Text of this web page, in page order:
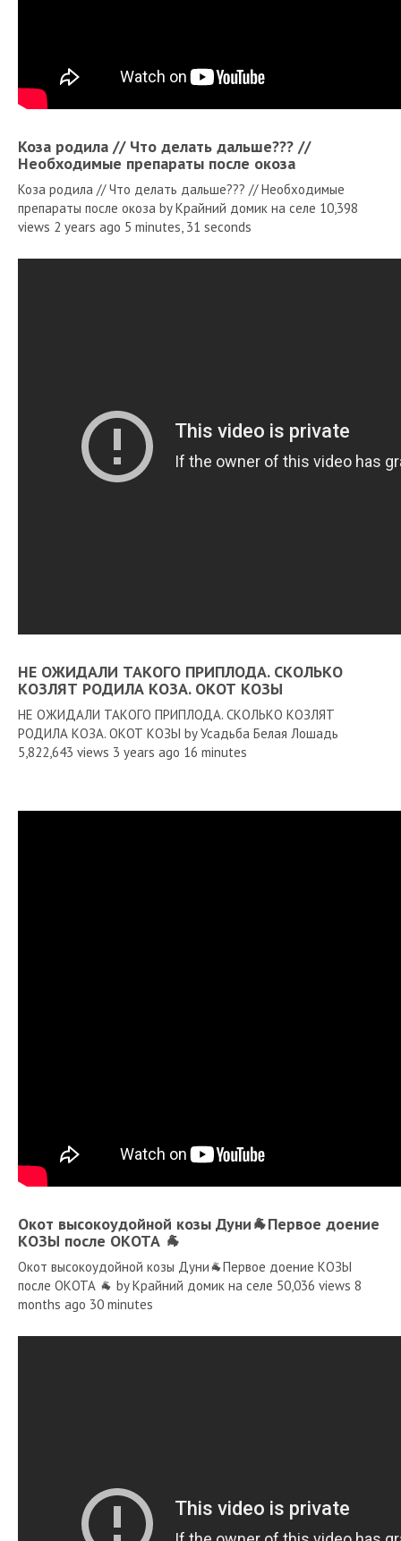
Коза родила // Что делать дальше??? //
Необходимые препараты после окоза
Коза родила // Что делать дальше??? // Необходимые
препараты после окоза by Крайний домик на селе 10,398
views 2 years ago 5 minutes, 31 seconds
НЕ ОЖИДАЛИ ТАКОГО ПРИПЛОДА. СКОЛЬКО
КОЗЛЯТ РОДИЛА КОЗА. ОКОТ КОЗЫ
НЕ ОЖИДАЛИ ТАКОГО ПРИПЛОДА. СКОЛЬКО КОЗЛЯТ
РОДИЛА КОЗА. ОКОТ КОЗЫ by Усадьба Белая Лошадь
5,822,643 views 3 years ago 16 minutes
Окот высокоудойной козы Дуни🐐Первое доение
КОЗЫ после ОКОТА 🐐
Окот высокоудойной козы Дуни🐐Первое доение КОЗЫ
после ОКОТА 🐐 by Крайний домик на селе 50,036 views 8
months ago 30 minutes